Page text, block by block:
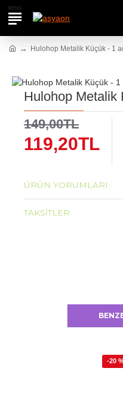
Hulohop Metalik Küçük - 1
Hulohop Metalik
119,20TL
149,00TL
ÜRÜN YORUMLARI
TAKSITLER
-20